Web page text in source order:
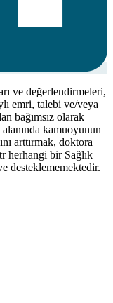
ve değerlendirmeleri,
emri, talebi ve/veya
bağımsız olarak
alanında kamuoyunun
arttırmak, doktora
herhangi bir Sağlık
desteklememektedir.